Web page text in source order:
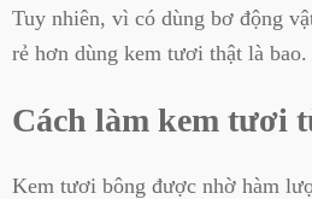
Tuy nhiên, vì có dùng bơ động
rẻ hơn dùng kem tươi thật là bao.
Cách làm kem tươi
Kem tươi bông được nhờ hàm